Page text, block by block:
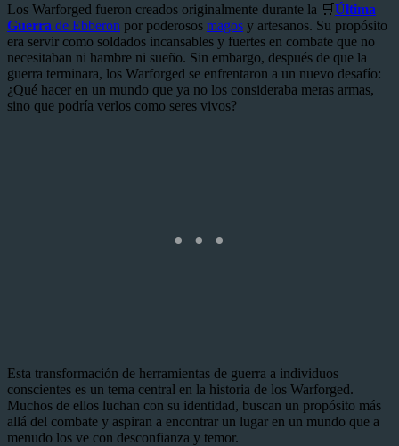
Los Warforged fueron creados originalmente durante la 🛒Última
Guerra de Ebberon por poderosos magos y artesanos. Su propósito
era servir como soldados incansables y fuertes en combate que no
necesitaban ni hambre ni sueño. Sin embargo, después de que la
guerra terminara, los Warforged se enfrentaron a un nuevo desafío:
¿Qué hacer en un mundo que ya no los consideraba meras armas,
sino que podría verlos como seres vivos?
Esta transformación de herramientas de guerra a individuos
conscientes es un tema central en la historia de los Warforged.
Muchos de ellos luchan con su identidad, buscan un propósito más
allá del combate y aspiran a encontrar un lugar en un mundo que a
menudo los ve con desconfianza y temor.